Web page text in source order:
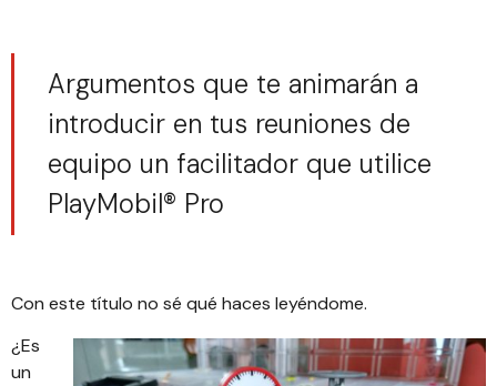
Argumentos que te animarán a
introducir en tus reuniones de
equipo un facilitador que utilice
PlayMobil® Pro
Con este título no sé qué haces leyéndome.
¿Es
un